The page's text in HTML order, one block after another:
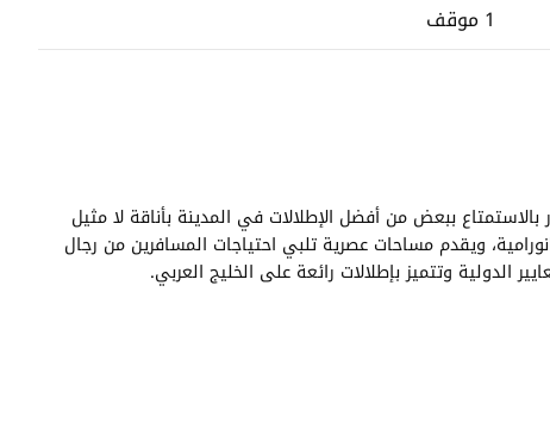
1 موقف
ببعض من أفضل الإطلالات في المدينة بأناقة لا مثيل
ويقدم مساحات عصرية تلبي احتياجات المسافرين من رجال